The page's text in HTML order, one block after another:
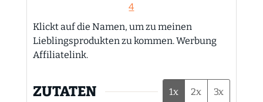
4
Klickt auf die Namen, um zu meinen
Lieblingsprodukten zu kommen. Werbung
Affiliatelink.
ZUTATEN 1x 2x 3x